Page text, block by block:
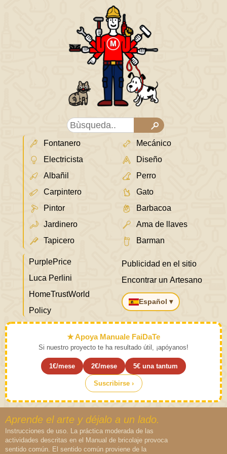
Fontanero
Electricista
Albañil
Carpintero
Pintor
Jardinero
Tapicero
Mecánico
Diseño
Perro
Gato
Barbacoa
Ama de llaves
Barman
PurplePrice
Luca Perlini
HomeTrustWorld
Policy
Publicidad en el sitio
Encontrar un Artesano
Español ▾
★ Apoya Manuale FaiDaTe
Si nuestro proyecto te ha resultado útil, ¡apóyanos!
1€/mese 2€/mese 5€ una tantum
Suscribirse ›
Aprende el arte y déjalo a un lado.
Instrucciones de uso. La práctica moderada de las
actividades descritas en el Manual de bricolaje provoca
sentido común. El sentido común proviene de la